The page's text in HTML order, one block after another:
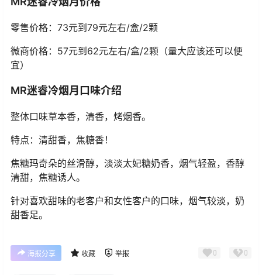
零售价格：73元到79元左右/盒/2颗
微商价格：57元到62元左右/盒/2颗（量大应该还可以便
宜）
MR迷睿冷烟月口味介绍
整体口味草本香，清香，烤烟香。
特点：清甜香，焦糖香！
焦糖玛奇朵的丝滑醇，淡淡太妃糖奶香，烟气轻盈，香醇
清甜，焦糖诱人。
针对喜欢甜味的老客户和女性客户的口味，烟气较淡，奶
甜香足。
海报分享 收藏 举报 0 0